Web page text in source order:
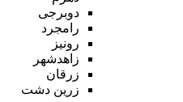
دوبرجی
رامجرد
رونیز
زاهدشهر
زرقان
زرین دشت